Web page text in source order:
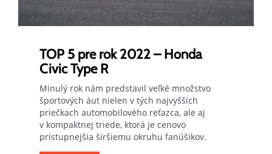
TOP 5 pre rok 2022 – Honda
Civic Type R
Minulý rok nám predstavil veľké množstvo
športových áut nielen v tých najvyšších
priečkach automobilového reťazca, ale aj
v kompaktnej triede, ktorá je cenovo
prístupnejšia širšiemu okruhu fanúšikov.